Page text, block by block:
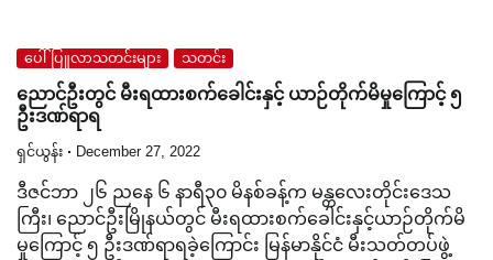
ပေါ်ပြူလာသတင်းများ သတင်း
ညောင်ဦးတွင် မီးရထားစက်ခေါင်းနှင့် ယာဉ်တိုက်မိမှုကြောင့် ၅
ဦးဒဏ်ရာရ
ရှင်ယွန်း December 27, 2022
ဒီဇင်ဘာ ၂၆ ညနေ ၆ နာရီ၃၀ မိနစ်ခန့်က မန္တလေးတိုင်းဒေသ
ကြီး၊ ညောင်ဦးမြိုနယ်တွင် မီးရထားစက်ခေါင်းနှင့်ယာဉ်တိုက်မိ
မှုကြောင့် ၅ ဦးဒဏ်ရာရခဲ့ကြောင်း မြန်မာနိုင်ငံ မီးသတ်တပ်ဖွဲ့